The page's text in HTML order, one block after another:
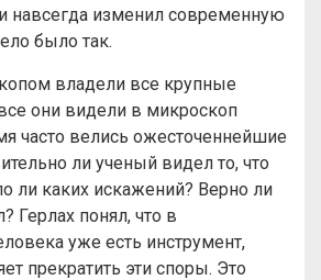
навсегда изменил современную
было так.
владели все крупные
они видели в микроскоп
часто велись ожесточеннейшие
ли ученый видел то, что
ли каких искажений? Верно ли
Герлах понял, что в
уже есть инструмент,
прекратить эти споры. Это